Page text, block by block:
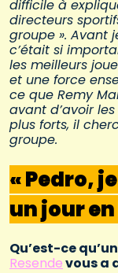
difficile à
directeurs
groupe ». Avant
c’était si
les meilleurs
et une force
ce que Remy
avant d’avoir
plus forts, il
groupe.
« Pedro,
un jour
Qu’est-ce
Resendevous a